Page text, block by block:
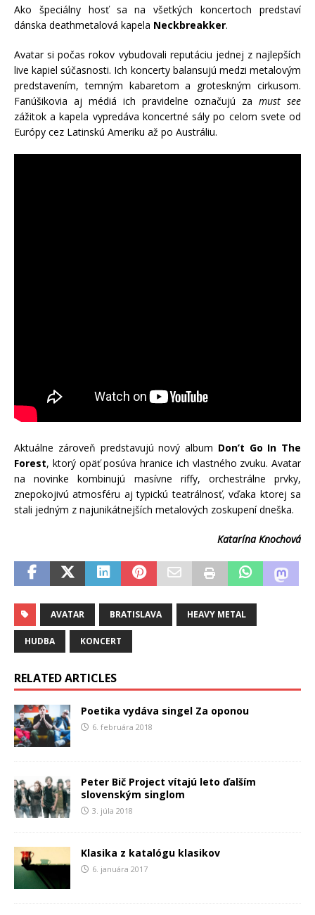
Ako špeciálny hosť sa na všetkých koncertoch predstaví
dánska deathmetalová kapela Neckbreakker.
Avatar si počas rokov vybudovali reputáciu jednej z najlepších
live kapiel súčasnosti. Ich koncerty balansujú medzi metalovým
predstavením, temným kabaretom a groteskným cirkusom.
Fanúšikovia aj médiá ich pravidelne označujú zamust see
zážitok a kapela vypredáva koncertné sály po celom svete od
Európy cez Latinskú Ameriku až po Austráliu.
Aktuálne zároveň predstavujú nový album Don’t Go In The
Forest, ktorý opäť posúva hranice ich vlastného zvuku. Avatar
na novinke kombinujú masívne riffy, orchestrálne prvky,
znepokojivú atmosféru aj typickú teatrálnosť, vďaka ktorej sa
stali jedným z najunikátnejších metalových zoskupení dneška.
Katarína Knochová
AVATAR BRATISLAVA HEAVY METAL
HUDBA KONCERT
RELATED ARTICLES
Poetika vydáva singel Za oponou
6. februára 2018
Peter Bič Project vítajú leto ďalším
slovenským singlom
3. júla 2018
Klasika z katalógu klasikov
6. januára 2017